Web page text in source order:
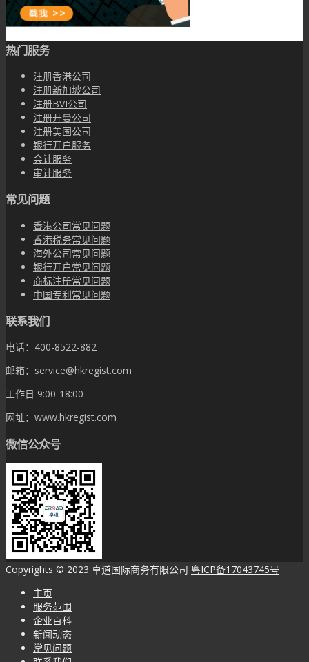
热门服务
注册香港公司
注册新加坡公司
注册BVI公司
注册开曼公司
注册美国公司
银行开户服务
会计服务
审计服务
常见问题
香港公司常见问题
香港税务常见问题
海外公司常见问题
银行开户常见问题
商标注册常见问题
中国专利常见问题
联系我们
电话：400-8522-882
邮箱：service@hkregist.com
工作日 9:00-18:00
网址：www.hkregist.com
微信公众号
Copyrights © 2023 卓道国际商务有限公司 粤ICP备17043745号
主页
服务范围
企业百科
新闻动态
常见问题